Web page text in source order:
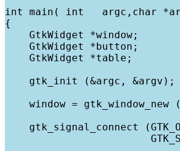
int main( int   argc,char
{
    GtkWidget *window;
    GtkWidget *button;
    GtkWidget *table;
    gtk_init (&argc, &argv);
window = gtk_window_new
gtk_signal_connect